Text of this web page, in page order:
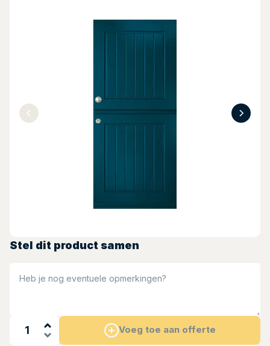
Stel dit product samen
Heb je nog eventuele opmerkingen?
Voeg toe aan offerte